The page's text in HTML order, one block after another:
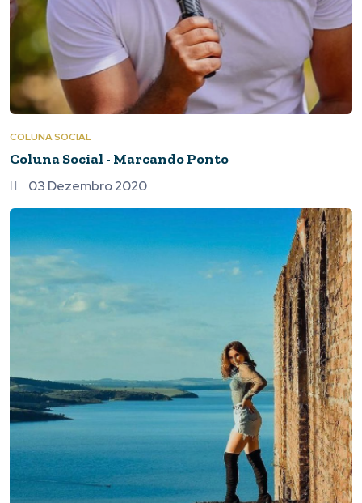
COLUNA SOCIAL
Coluna Social - Marcando Ponto
03 Dezembro 2020